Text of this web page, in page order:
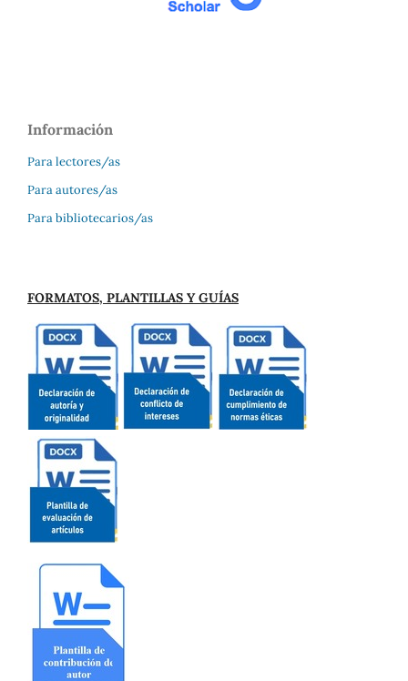
Información
Para lectores/as
Para autores/as
Para bibliotecarios/as
FORMATOS, PLANTILLAS Y GUÍAS